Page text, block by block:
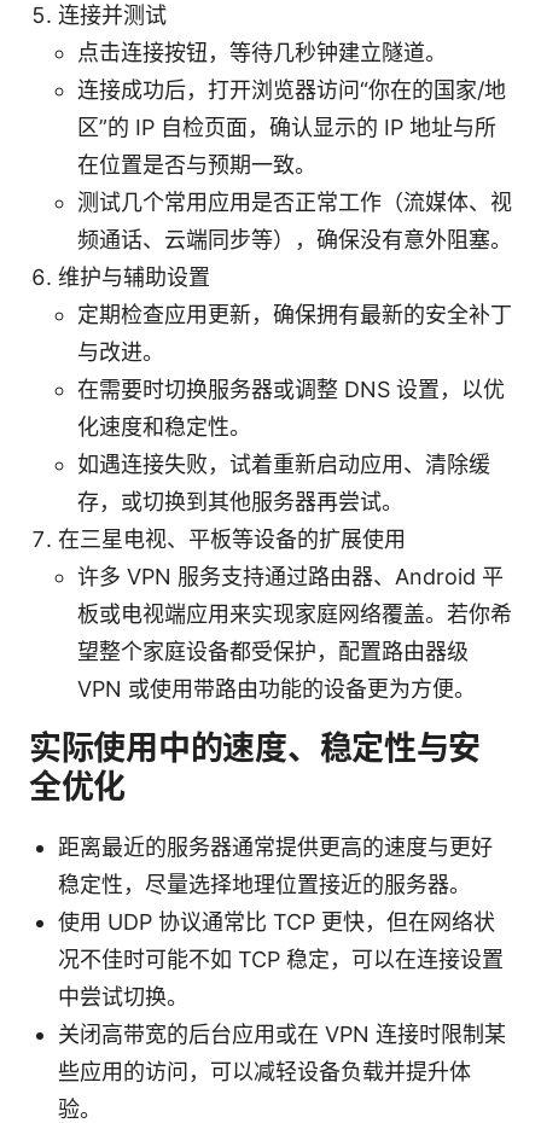
连接并测试
点击连接按钮，等待几秒钟建立隧道。
连接成功后，打开浏览器访问“你在的国家/地
区”的 IP 自检页面，确认显示的 IP 地址与所
在位置是否与预期一致。
测试几个常用应用是否正常工作（流媒体、视
频通话、云端同步等），确保没有意外阻塞。
维护与辅助设置
定期检查应用更新，确保拥有最新的安全补丁
与改进。
在需要时切换服务器或调整 DNS 设置，以优
化速度和稳定性。
如遇连接失败，试着重新启动应用、清除缓
存，或切换到其他服务器再尝试。
在三星电视、平板等设备的扩展使用
许多 VPN 服务支持通过路由器、Android 平
板或电视端应用来实现家庭网络覆盖。若你希
望整个家庭设备都受保护，配置路由器级
VPN 或使用带路由功能的设备更为方便。
实际使用中的速度、稳定性与安
全优化
距离最近的服务器通常提供更高的速度与更好
稳定性，尽量选择地理位置接近的服务器。
使用 UDP 协议通常比 TCP 更快，但在网络状
况不佳时可能不如 TCP 稳定，可以在连接设置
中尝试切换。
关闭高带宽的后台应用或在 VPN 连接时限制某
些应用的访问，可以减轻设备负载并提升体
验。